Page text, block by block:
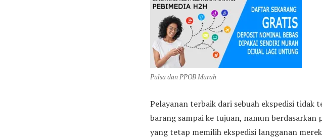
Pulsa dan PPOB Murah
Pelayanan terbaik dari sebuah ekspedisi
barang sampai ke tujuan, namun
yang tetap memilih ekspedisi langganan